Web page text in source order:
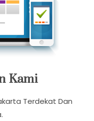
Kami
Terdekat Dan